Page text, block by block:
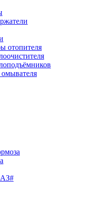
отопителя